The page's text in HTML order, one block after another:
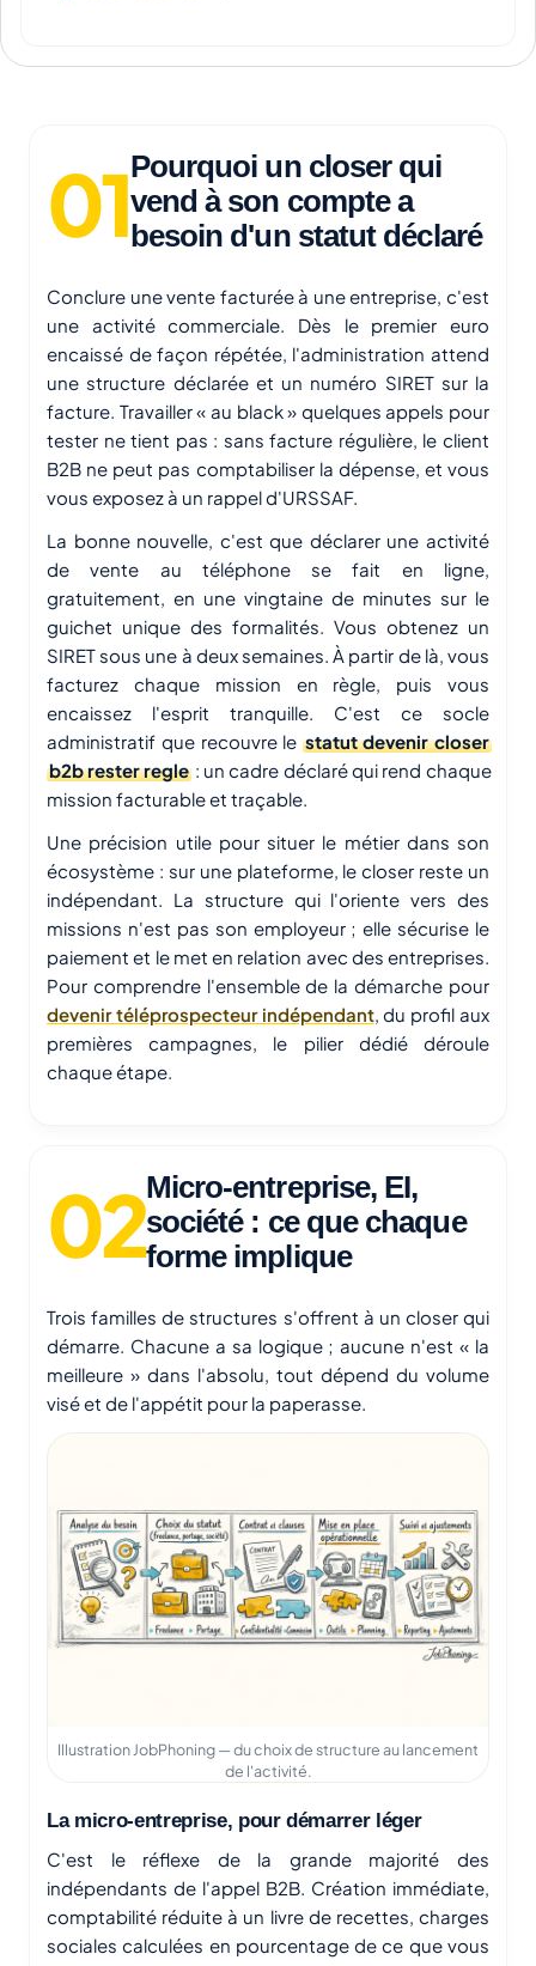
Pourquoi un closer qui
vend à son compte a
besoin d'un statut déclaré
Conclure une vente facturée à une entreprise, c'est
une activité commerciale. Dès le premier euro
encaissé de façon répétée, l'administration attend
une structure déclarée et un numéro SIRET sur la
facture. Travailler « au black » quelques appels pour
tester ne tient pas : sans facture régulière, le client
B2B ne peut pas comptabiliser la dépense, et vous
vous exposez à un rappel d'URSSAF.
La bonne nouvelle, c'est que déclarer une activité
de vente au téléphone se fait en ligne,
gratuitement, en une vingtaine de minutes sur le
guichet unique des formalités. Vous obtenez un
SIRET sous une à deux semaines. À partir de là, vous
facturez chaque mission en règle, puis vous
encaissez l'esprit tranquille. C'est ce socle
administratif que recouvre le statut devenir closer
b2b rester regle: un cadre déclaré qui rend chaque
mission facturable et traçable.
Une précision utile pour situer le métier dans son
écosystème : sur une plateforme, le closer reste un
indépendant. La structure qui l'oriente vers des
missions n'est pas son employeur ; elle sécurise le
paiement et le met en relation avec des entreprises.
Pour comprendre l'ensemble de la démarche pour
devenir téléprospecteur indépendant, du profil aux
premières campagnes, le pilier dédié déroule
chaque étape.
Micro-entreprise, EI,
société : ce que chaque
forme implique
Trois familles de structures s'offrent à un closer qui
démarre. Chacune a sa logique ; aucune n'est « la
meilleure » dans l'absolu, tout dépend du volume
visé et de l'appétit pour la paperasse.
Illustration JobPhoning — du choix de structure au lancement
de l'activité.
La micro-entreprise, pour démarrer léger
C'est le réflexe de la grande majorité des
indépendants de l'appel B2B. Création immédiate,
comptabilité réduite à un livre de recettes, charges
sociales calculées en pourcentage de ce que vous